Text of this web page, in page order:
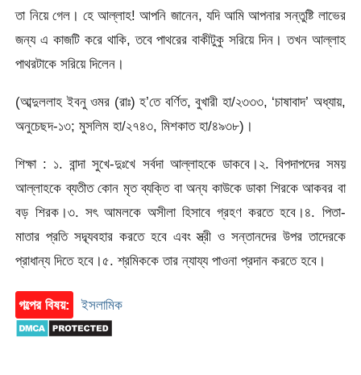
তা নিয়ে গেল। হে আল্লাহ! আপনি জানেন, যদি আমি আপনার সন্তুষ্টি লাভের
জন্য এ কাজটি করে থাকি, তবে পাথরের বাকীটুকু সরিয়ে দিন। তখন আল্লাহ
পাথরটাকে সরিয়ে দিলেন।
(আব্দুললাহ ইবনু ওমর (রাঃ) হ’তে বর্ণিত, বুখারী হা/২৩৩৩, ‘চাষাবাদ’ অধ্যায়,
অনুচেছদ-১৩; মুসলিম হা/২৭৪৩, মিশকাত হা/৪৯৩৮)।
শিক্ষা : ১. বান্দা সুখে-দুঃখে সর্বদা আল্লাহকে ডাকবে।২. বিপদাপদের সময়
আল্লাহকে ব্যতীত কোন মৃত ব্যক্তি বা অন্য কাউকে ডাকা শিরকে আকবর বা
বড় শিরক।৩. সৎ আমলকে অসীলা হিসাবে গ্রহণ করতে হবে।৪. পিতা-
মাতার প্রতি সদ্ব্যবহার করতে হবে এবং স্ত্রী ও সন্তানদের উপর তাদেরকে
প্রাধান্য দিতে হবে।৫. শ্রমিককে তার ন্যায্য পাওনা প্রদান করতে হবে।
গল্পের বিষয়: ইসলামিক